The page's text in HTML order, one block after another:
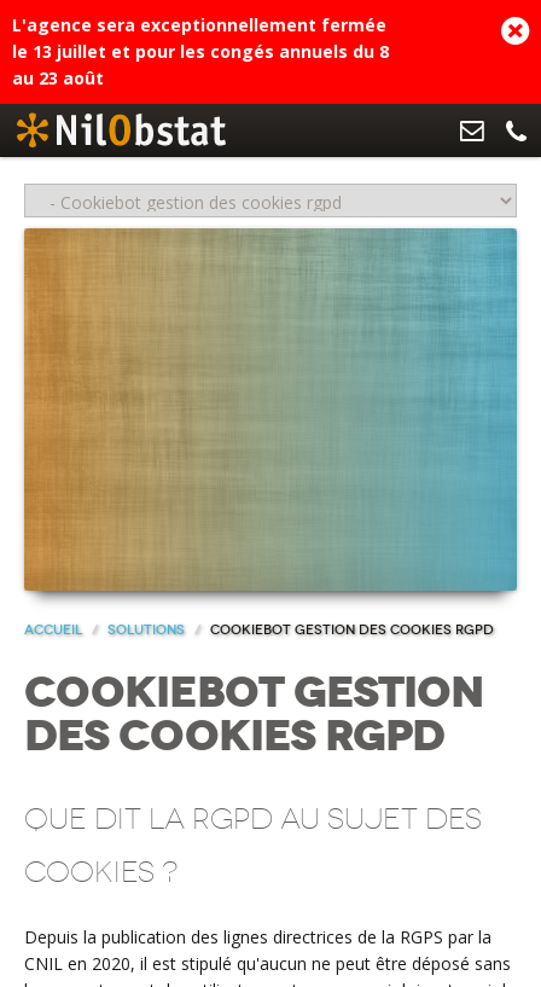
L'agence sera exceptionnellement fermée
le 13 juillet et pour les congés annuels du 8
au 23 août
Accueil / Solutions / Cookiebot gestion des cookies rgpd
Cookiebot gestion
des cookies rgpd
Que dit la RGPD au sujet des
cookies ?
Depuis la publication des lignes directrices de la RGPS par la
CNIL en 2020, il est stipulé qu'aucun ne peut être déposé sans